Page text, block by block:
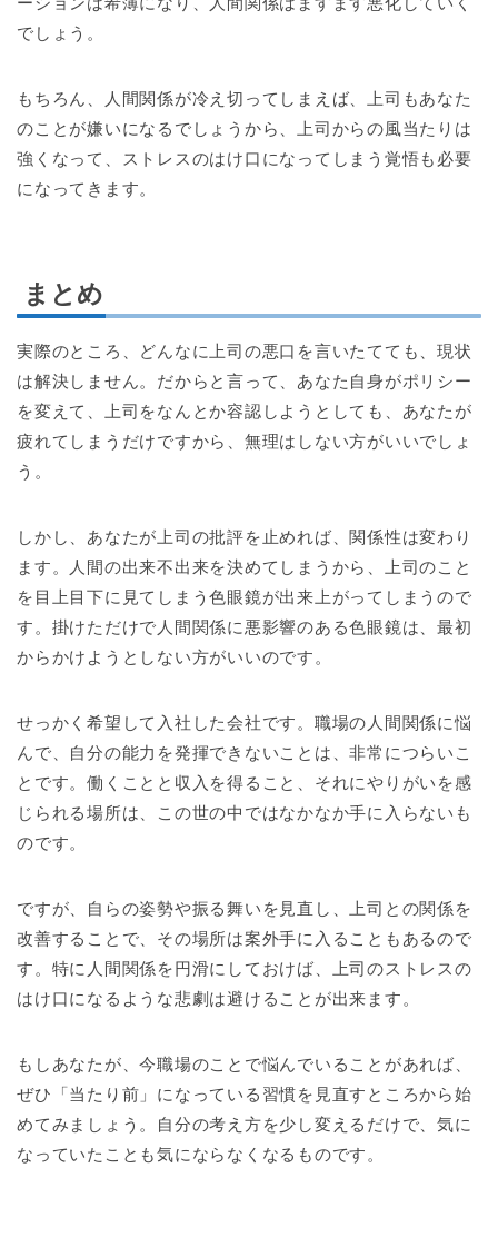
でしょう。
もちろん、人間関係が冷え切ってしまえば、上司もあなた
のことが嫌いになるでしょうから、上司からの風当たりは
強くなって、ストレスのはけ口になってしまう覚悟も必要
になってきます。
まとめ
実際のところ、どんなに上司の悪口を言いたてても、現状
は解決しません。だからと言って、あなた自身がポリシー
を変えて、上司をなんとか容認しようとしても、あなたが
疲れてしまうだけですから、無理はしない方がいいでしょ
う。
しかし、あなたが上司の批評を止めれば、関係性は変わり
ます。人間の出来不出来を決めてしまうから、上司のこと
を目上目下に見てしまう色眼鏡が出来上がってしまうので
す。掛けただけで人間関係に悪影響のある色眼鏡は、最初
からかけようとしない方がいいのです。
せっかく希望して入社した会社です。職場の人間関係に悩
んで、自分の能力を発揮できないことは、非常につらいこ
とです。働くことと収入を得ること、それにやりがいを感
じられる場所は、この世の中ではなかなか手に入らないも
のです。
ですが、自らの姿勢や振る舞いを見直し、上司との関係を
改善することで、その場所は案外手に入ることもあるので
す。特に人間関係を円滑にしておけば、上司のストレスの
はけ口になるような悲劇は避けることが出来ます。
もしあなたが、今職場のことで悩んでいることがあれば、
ぜひ「当たり前」になっている習慣を見直すところから始
めてみましょう。自分の考え方を少し変えるだけで、気に
なっていたことも気にならなくなるものです。